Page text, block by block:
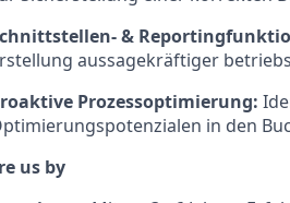
&
aussagekräftiger
Prozessoptimierung:
in den
us by